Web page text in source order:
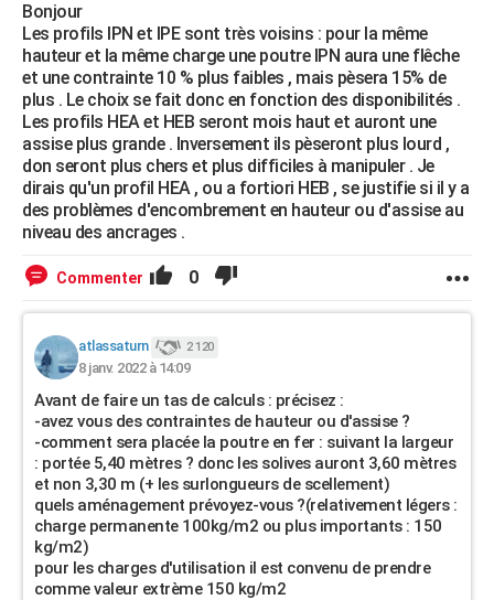
Bonjour
Les profils IPN et IPE sont très voisins : pour la même
hauteur et la même charge une poutre IPN aura une flêche
et une contrainte 10 % plus faibles , mais pèsera 15% de
plus . Le choix se fait donc en fonction des disponibilités .
Les profils HEA et HEB seront mois haut et auront une
assise plus grande . Inversement ils pèseront plus lourd ,
don seront plus chers et plus difficiles à manipuler . Je
dirais qu'un profil HEA , ou a fortiori HEB , se justifie si il y a
des problèmes d'encombrement en hauteur ou d'assise au
niveau des ancrages .
Commenter 0
atlassaturn 2 120
8 janv. 2022 à 14:09
Avant de faire un tas de calculs : précisez :
-avez vous des contraintes de hauteur ou d'assise ?
-comment sera placée la poutre en fer : suivant la largeur
: portée 5,40 mètres ? donc les solives auront 3,60 mètres
et non 3,30 m (+ les surlongueurs de scellement)
quels aménagement prévoyez-vous ?(relativement légers :
charge permanente 100kg/m2 ou plus importants : 150
kg/m2)
pour les charges d'utilisation il est convenu de prendre
comme valeur extrème 150 kg/m2